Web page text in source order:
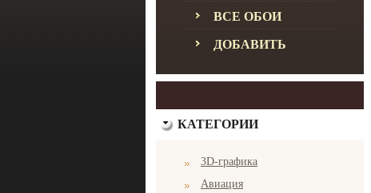
ВСЕ ОБОИ
ДОБАВИТЬ
КАТЕГОРИИ
3D-графика
Авиация